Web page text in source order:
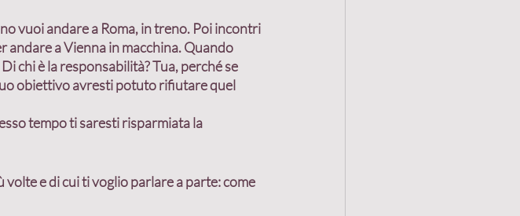
vuoi andare a Roma, in treno. Poi incontri
a Vienna in macchina. Quando
Di chi è la responsabilità? Tua, perché se
obiettivo avresti potuto rifiutare quel
tempo ti saresti risparmiata la
volte e di cui ti voglio parlare a parte: come